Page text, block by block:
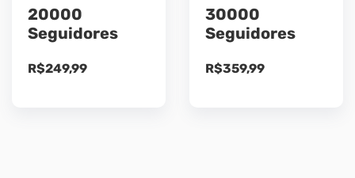
20000
Seguidores
R$249,99
30000
Seguidores
R$359,99